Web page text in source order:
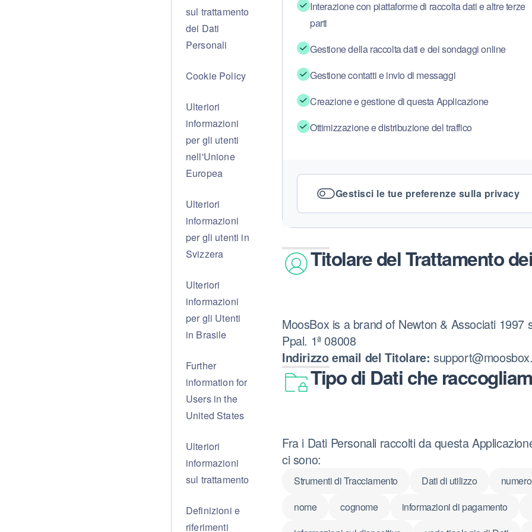
Settori
Pricing
Blog
FAQ
sul trattamento
dei Dati
Personali
Cookie Policy
Ulteriori
informazioni
per gli utenti
nell'Unione
Europea
Ulteriori
informazioni
per gli utenti in
Svizzera
Ulteriori
informazioni
per gli Utenti
in Brasile
Further
information for
Users in the
United States
Ulteriori
informazioni
sul trattamento
Definizioni e
riferimenti
Interazione con piattaforme di raccolta dati e altre terze
parti
Gestione della raccolta dati e dei sondaggi online
Gestione contatti e invio di messaggi
Creazione e gestione di questa Applicazione
Ottimizzazione e distribuzione del traffico
Gestisci le tue preferenze sulla privacy
Titolare del Trattamento
MoosBox is a brand of Newton & Associati 1997
Ppal. 1ª 08008
Indirizzo email del Titolare:
Tipo di Dati che
Fra i Dati Personali raccolti da questa
ci sono:
Strumenti di Tracciamento Dati di utilizzo
nome
cognome informazioni di pagamento